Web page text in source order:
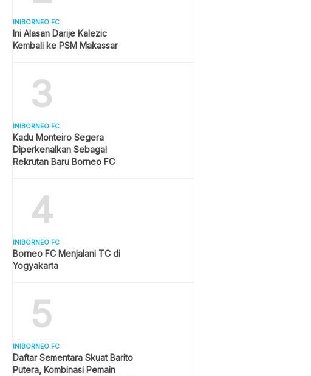
INIBORNEO FC
Ini Alasan Darije Kalezic
Kembali ke PSM Makassar
3
INIBORNEO FC
Kadu Monteiro Segera
Diperkenalkan Sebagai
Rekrutan Baru Borneo FC
4
INIBORNEO FC
Borneo FC Menjalani TC di
Yogyakarta
5
INIBORNEO FC
Daftar Sementara Skuat Barito
Putera, Kombinasi Pemain